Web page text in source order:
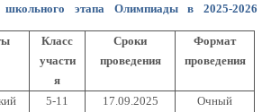
школьного этапа Олимпиады в 2025-2026
Класс
участи
я
Сроки
проведения
Формат
проведения
5-11 17.09.2025 Очный